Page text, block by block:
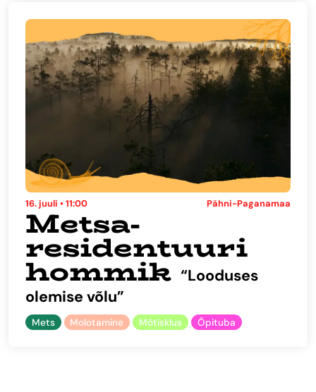
16. juuli • 11:00 Pähni-Paganamaa
Metsa-
residentuuri
hommik“Looduses
olemise võlu”
Mets Molotamine Mõtisklus Õpituba